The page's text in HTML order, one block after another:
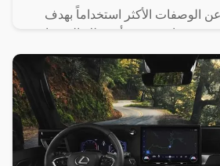
الوصفات الأكثر استخداماً بهدف
للحصول على أفضل نتيجة خلال